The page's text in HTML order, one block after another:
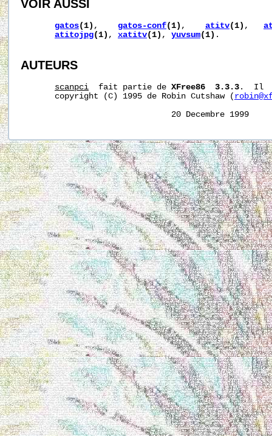
VOIR AUSSI
gatos(1) , gatos-conf(1) , atitv(1) ,
atitojpg(1) , xatitv(1) , yuvsum(1) .
AUTEURS
scanpci
  fait partie de
XFree86  3.3.3 .  Il
       copyright (C) 1995 de Robin Cutshaw (
20